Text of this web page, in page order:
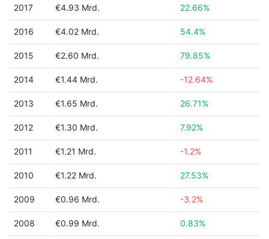
2017 €4.93 Mrd. 22.66%
2016 €4.02 Mrd. 54.4%
2015 €2.60 Mrd. 79.85%
2014 €1.44 Mrd. -12.64%
2013 €1.65 Mrd. 26.71%
2012 €1.30 Mrd. 7.92%
2011 €1.21 Mrd. -1.2%
2010 €1.22 Mrd. 27.53%
2009 €0.96 Mrd. -3.2%
2008 €0.99 Mrd. 0.83%